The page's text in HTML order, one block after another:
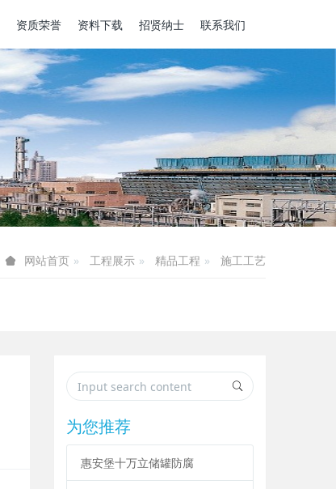
资质荣誉 资料下载 招贤纳士 联系我们
网站首页 工程展示 精品工程 施工工艺
为您推荐
惠安堡十万立储罐防腐